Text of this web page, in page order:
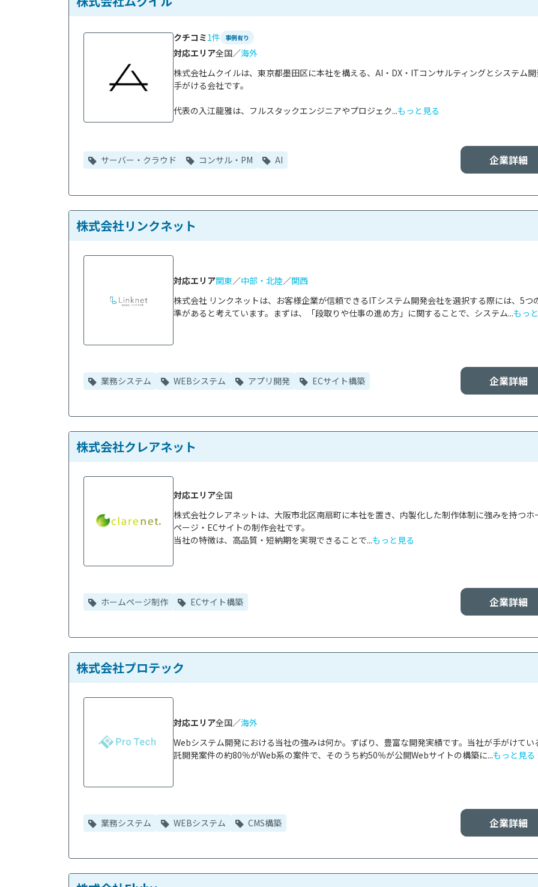
株式会社ムクイルは、東京都墨田区に本社を構える、AI・DX・ITコンサルティングとシステム
手がける会社です。
代表の入江龍雅は、フルスタックエンジニアやプロジェク...もっと見る
クチコミ1件 事例有り
対応エリア全国／海外
企業詳細
サーバー・クラウド コンサル・PM AI
株式会社リンクネット
株式会社 リンクネットは、お客様企業が信頼できるITシステム開発会社を選択する際には、5つ
準があると考えています。まずは、「段取りや仕事の進め方」に関することで、システム...もっ
対応エリア関東／中部・北陸／関西
企業詳細
業務システム WEBシステム アプリ開発 ECサイト構築
株式会社クレアネット
株式会社クレアネットは、大阪市北区南扇町に本社を置き、内製化した制作体制に強みを持つホ
ページ・ECサイトの制作会社です。
当社の特徴は、高品質・短納期を実現できることで...もっと見る
対応エリア全国
企業詳細
ホームページ制作 ECサイト構築
株式会社プロテック
Webシステム開発における当社の強みは何か。ずばり、豊富な開発実績です。当社が手がけてい
託開発案件の約80％がWeb系の案件で、そのうち約50％が公開Webサイトの構築に...もっと見る
対応エリア全国／海外
企業詳細
業務システム WEBシステム CMS構築